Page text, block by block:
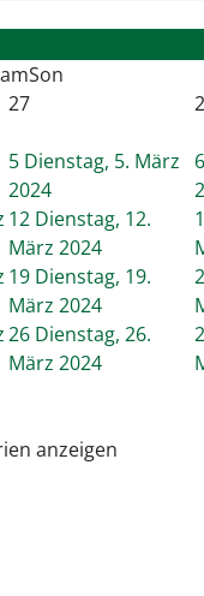
Son
27
5 Dienstag, 5. März
2024
6
12 Dienstag, 12.
März 2024
19 Dienstag, 19.
März 2024
26 Dienstag, 26.
März 2024
anzeigen